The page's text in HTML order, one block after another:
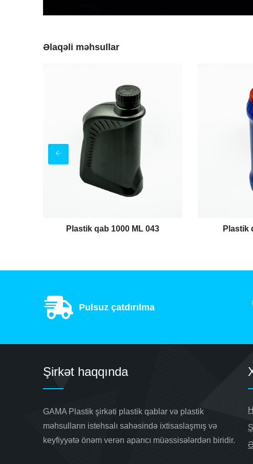
Əlaqəli məhsullar
Plastik qab 1000 ML 043 Plastik
Pulsuz çatdırılma
Şirkət haqqında
GAMA Plastik şirkəti plastik qablar və plastik
məhsulların istehsalı sahəsində ixtisaslaşmış və
keyfiyyətə önəm verən aparıcı müəssisələrdən biridir.